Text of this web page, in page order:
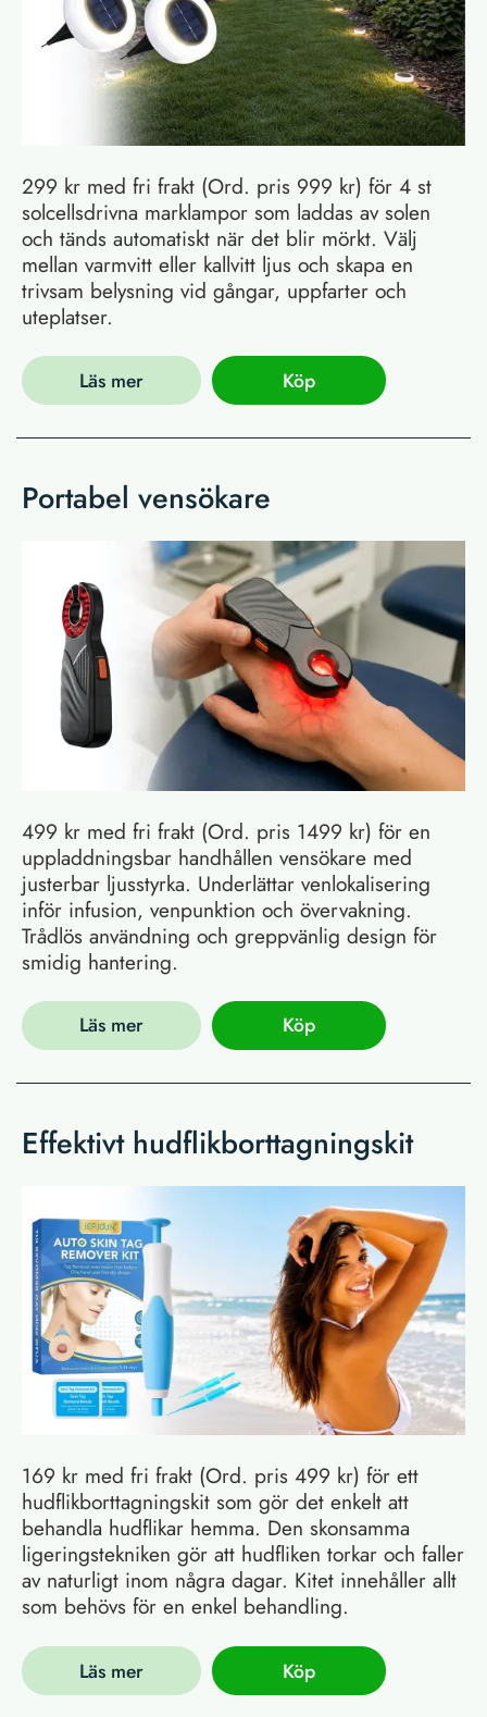
299 kr med fri frakt (Ord. pris 999 kr) för 4 st
solcellsdrivna marklampor som laddas av solen
och tänds automatiskt när det blir mörkt. Välj
mellan varmvitt eller kallvitt ljus och skapa en
trivsam belysning vid gångar, uppfarter och
uteplatser.
Läs mer Köp
Portabel vensökare
499 kr med fri frakt (Ord. pris 1499 kr) för en
uppladdningsbar handhållen vensökare med
justerbar ljusstyrka. Underlättar venlokalisering
inför infusion, venpunktion och övervakning.
Trådlös användning och greppvänlig design för
smidig hantering.
Läs mer Köp
Effektivt hudflikborttagningskit
169 kr med fri frakt (Ord. pris 499 kr) för ett
hudflikborttagningskit som gör det enkelt att
behandla hudflikar hemma. Den skonsamma
ligeringstekniken gör att hudfliken torkar och faller
av naturligt inom några dagar. Kitet innehåller allt
som behövs för en enkel behandling.
Läs mer Köp